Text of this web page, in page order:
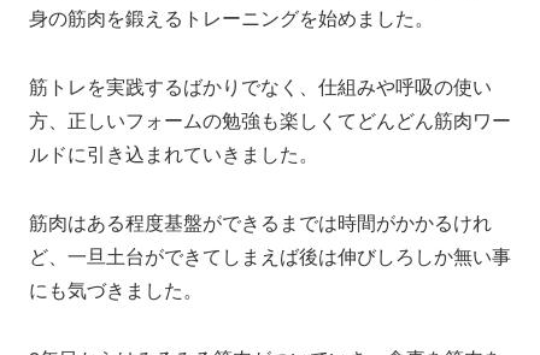
身の筋肉を鍛えるトレーニングを始めました。
筋トレを実践するばかりでなく、仕組みや呼吸の使い
方、正しいフォームの勉強も楽しくてどんどん筋肉ワー
ルドに引き込まれていきました。
筋肉はある程度基盤ができるまでは時間がかかるけれ
ど、一旦土台ができてしまえば後は伸びしろしか無い事
にも気づきました。